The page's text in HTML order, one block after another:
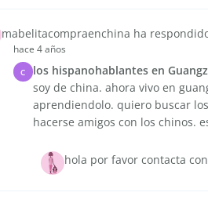
mabelitacompraenchina ha
hace 4 años
C los hispanohablantes en
soy de china. ahora vivo en
aprendiendolo. quiero buscar
hacerse amigos con los chinos.
hola por favor contacta